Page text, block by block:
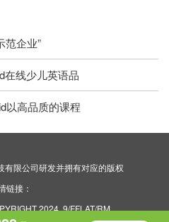
范企业”
在线少儿英语品
以高品质的课程
有限公司研发并拥有对应的版权
链接：
2024. 9/FFLAT/RM